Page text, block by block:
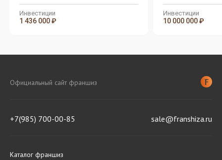
азиатских напитков Bubble
Tea
Инвестиции
1 436 000 ₽
азиатских
Tea
Инвестиции
10 000 000 ₽
Официальный сайт франшиз
+7(985) 700-00-85 sale@franshiza.ru
Каталог франшиз